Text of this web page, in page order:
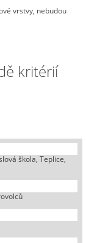
vrstvy, nebudou
kritérií
škola, Teplice,